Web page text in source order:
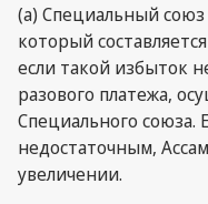
(a) Специальный
который
если такой избыток
разового платежа,
Специального союза.
недостаточным,
увеличении.